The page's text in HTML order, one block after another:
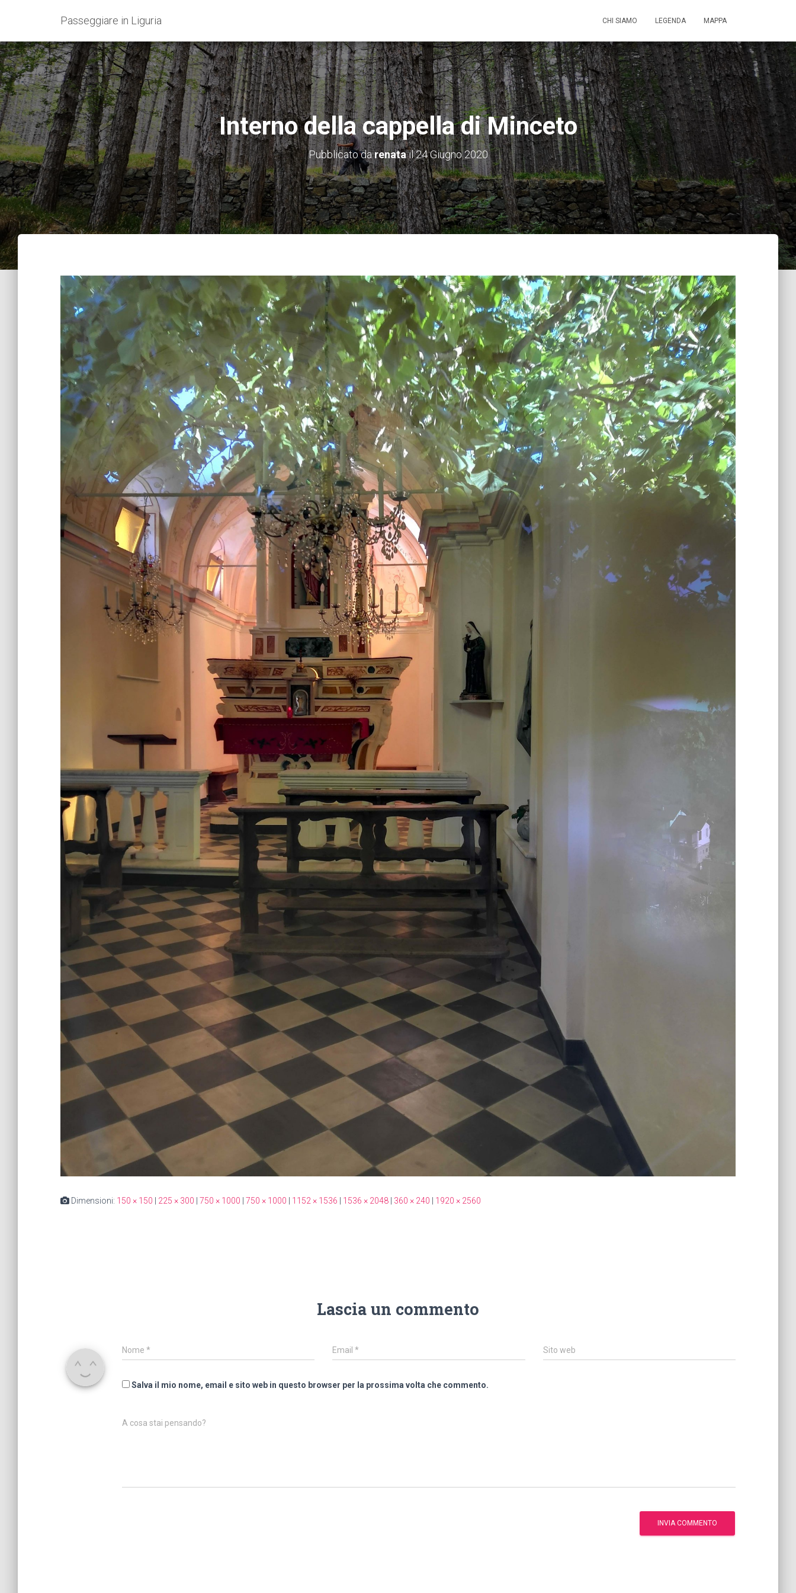
Passeggiare in Liguria CHI SIAMO LEGENDA MAPPA
Interno della cappella di Minceto
Pubblicato darenatail24 Giugno 2020
Dimensioni: 150 × 150 225 × 300 750 × 1000 750 × 1000 1152 × 1536 1536 × 2048 360 × 240 1920 × 2560
Lascia un commento
Nome * Email* Sito web
Salva il mio nome, email e sito web in questo browser per la prossima volta che commento.
A cosa stai pensando?